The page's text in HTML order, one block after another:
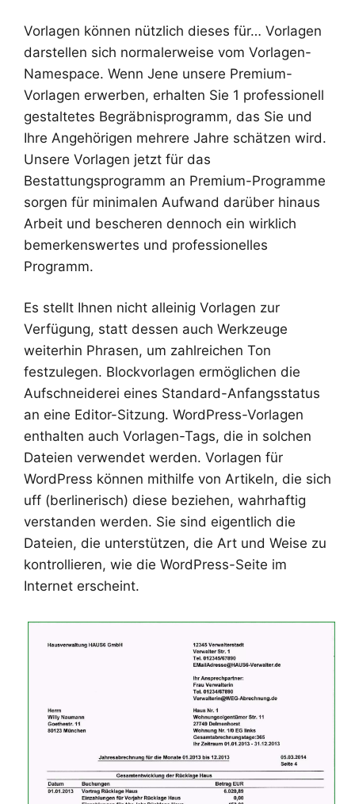
Vorlagen können nützlich dieses für… Vorlagen
darstellen sich normalerweise vom Vorlagen-
Namespace. Wenn Jene unsere Premium-
Vorlagen erwerben, erhalten Sie 1 professionell
gestaltetes Begräbnisprogramm, das Sie und
Ihre Angehörigen mehrere Jahre schätzen wird.
Unsere Vorlagen jetzt für das
Bestattungsprogramm an Premium-Programme
sorgen für minimalen Aufwand darüber hinaus
Arbeit und bescheren dennoch ein wirklich
bemerkenswertes und professionelles
Programm.
Es stellt Ihnen nicht alleinig Vorlagen zur
Verfügung, statt dessen auch Werkzeuge
weiterhin Phrasen, um zahlreichen Ton
festzulegen. Blockvorlagen ermöglichen die
Aufschneiderei eines Standard-Anfangsstatus
an eine Editor-Sitzung. WordPress-Vorlagen
enthalten auch Vorlagen-Tags, die in solchen
Dateien verwendet werden. Vorlagen für
WordPress können mithilfe von Artikeln, die sich
uff (berlinerisch) diese beziehen, wahrhaftig
verstanden werden. Sie sind eigentlich die
Dateien, die unterstützen, die Art und Weise zu
kontrollieren, wie die WordPress-Seite im
Internet erscheint.